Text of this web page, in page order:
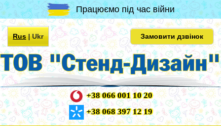
Працюємо під час війни
Rus|Ukr Замовити дзвінок
+38 066 001 10 20
+38 068 397 12 19